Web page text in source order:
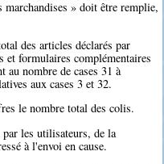
marchandises » doit être remplie,
des articles déclarés par
et formulaires complémentaires
au nombre de cases 31 à
aux cases 3 et 32.
le nombre total des colis.
les utilisateurs, de la
à l'envoi en cause.